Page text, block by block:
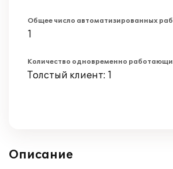
Общее число автоматизированных
1
Количество одновременно
Толстый клиент: 1
Описание